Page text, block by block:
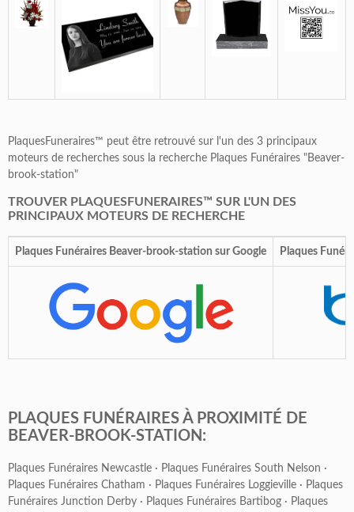
PlaquesFuneraires™ peut être retrouvé sur l'un des 3 principaux
moteurs de recherches sous la recherche Plaques Funéraires "Beaver-
brook-station"
TROUVER PLAQUESFUNERAIRES™ SUR L'UN DES
PRINCIPAUX MOTEURS DE RECHERCHE
Plaques Funéraires Beaver-brook-station sur Google Plaques
PLAQUES FUNÉRAIRES À PROXIMITÉ DE
BEAVER-BROOK-STATION:
Plaques Funéraires Newcastle · Plaques Funéraires South Nelson ·
Plaques Funéraires Chatham · Plaques Funéraires Loggieville · Plaques
Funéraires Junction Derby · Plaques Funéraires Bartibog · Plaques